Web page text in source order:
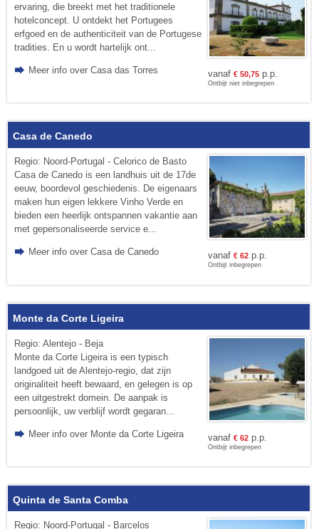
ervaring, die breekt met het traditionele
hotelconcept. U ontdekt het Portugees
erfgoed en de authenticiteit van de Portugese
tradities. En u wordt hartelijk ont...
Meer info over Casa das Torres vanaf€50,75 p.p.
Ontbijt niet inbegrepen
Casa de Canedo
Regio: Noord-Portugal - Celorico de Basto
Casa de Canedo is een landhuis uit de 17de
eeuw, boordevol geschiedenis. De eigenaars
maken hun eigen lekkere Vinho Verde en
bieden een heerlijk ontspannen vakantie aan
met gepersonaliseerde service e...
Meer info over Casa de Canedo vanaf€62 p.p.
Ontbijt inbegrepen
Monte da Corte Ligeira
Regio: Alentejo - Beja
Monte da Corte Ligeira is een typisch
landgoed uit de Alentejo-regio, dat zijn
originaliteit heeft bewaard, en gelegen is op
een uitgestrekt domein. De aanpak is
persoonlijk, uw verblijf wordt gegaran...
Meer info over Monte da Corte Ligeira vanaf€62 p.p.
Ontbijt inbegrepen
Quinta de Santa Comba
Regio: Noord-Portugal - Barcelos